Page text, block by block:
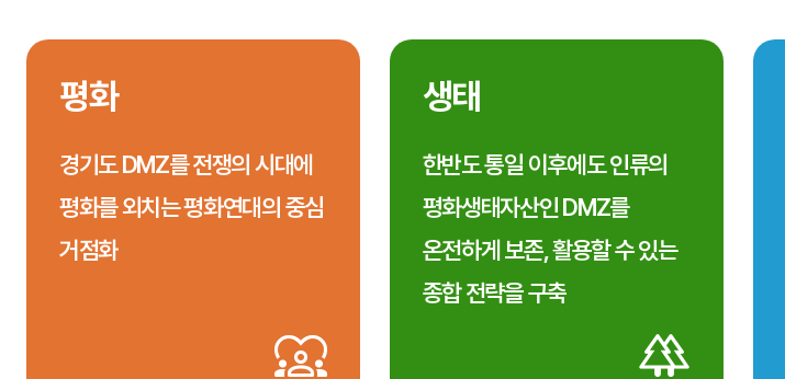
평화
경기도 DMZ를 전쟁의 시대에
평화를 외치는 평화연대의 중심
거점화
생태
한반도 통일 이후에도 인류의
평화생태자산인 DMZ를
온전하게 보존, 활용할 수 있는
종합 전략을 구축